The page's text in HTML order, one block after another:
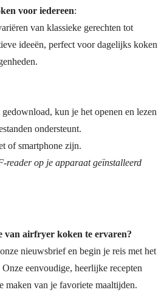
voor iedereen:
van klassieke gerechten tot
ideeën, perfect voor dagelijks koken
kun je het openen en lezen
ondersteunt.
of smartphone zijn.
reader op je apparaat geïnstalleerd
van airfryer koken te ervaren?
nieuwsbrief en begin je reis met het
eenvoudige, heerlijke recepten
maken van je favoriete maaltijden.